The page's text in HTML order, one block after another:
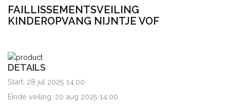
FAILLISSEMENTSVEILING
KINDEROPVANG NIJNTJE VOF
DETAILS
Start: 28 jul 2025 14:00
Einde veiling: 20 aug 2025 14:00